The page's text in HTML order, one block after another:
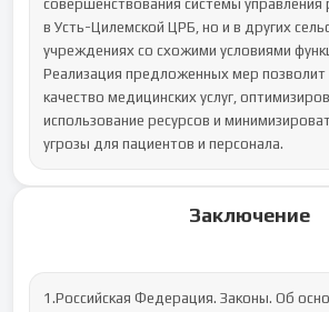
совершенствования системы управления
в Усть-Цилемской ЦРБ, но и в других
учреждениях со схожими условиями
Реализация предложенных мер позволит
качество медицинских услуг,
использование ресурсов и
угрозы для пациентов и персонала.
Заключение
1.Российская Федерация. Законы. Об